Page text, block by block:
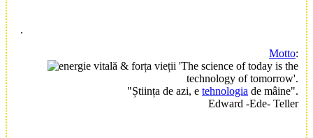
.
Motto:
'The science of today is the
technology of tomorrow'.
"Știința de azi, e tehnologia de mâine".
Edward -Ede- Teller